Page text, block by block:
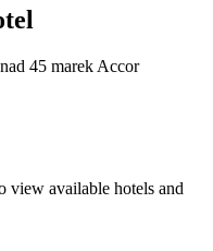
45 marek Accor
view available hotels and